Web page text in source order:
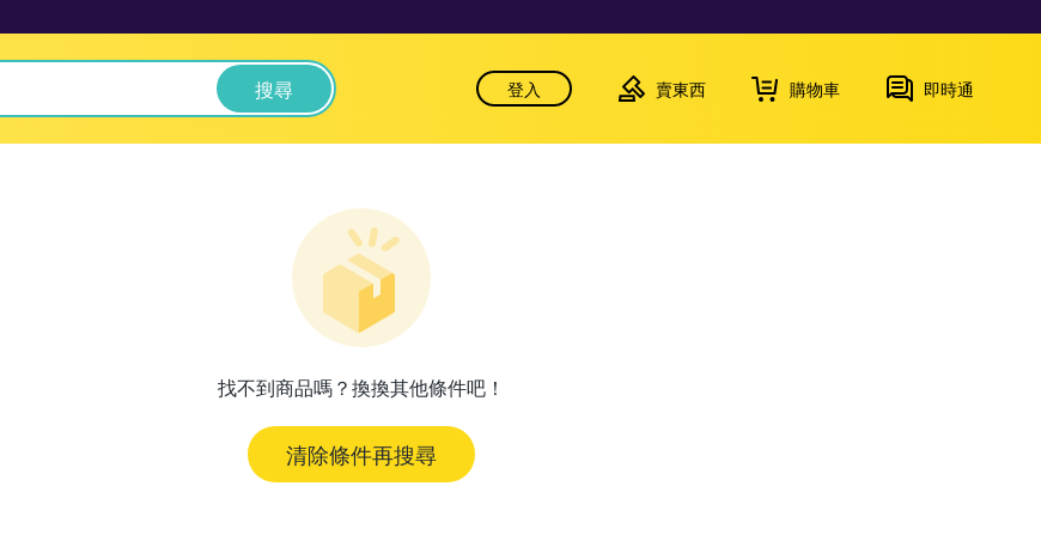
搜尋 登入 賣東西 購物車 即時通
找不到商品嗎？換換其他條件吧！
清除條件再搜尋